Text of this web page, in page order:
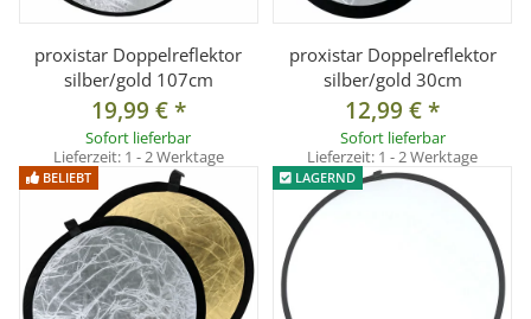
proxistar Doppelreflektor
silber/gold 107cm
19,99 €*
Sofort lieferbar
Lieferzeit: 1 - 2 Werktage
proxistar Doppelreflektor
silber/gold 30cm
12,99 €*
Sofort lieferbar
Lieferzeit: 1 - 2 Werktage
BELIEBT LAGERND